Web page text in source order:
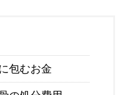
包むお金